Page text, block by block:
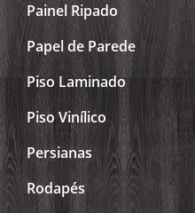
Painel Ripado
Papel de Parede
Piso Laminado
Piso Vinílico
Persianas
Rodapés